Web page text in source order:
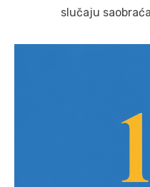
slučaju